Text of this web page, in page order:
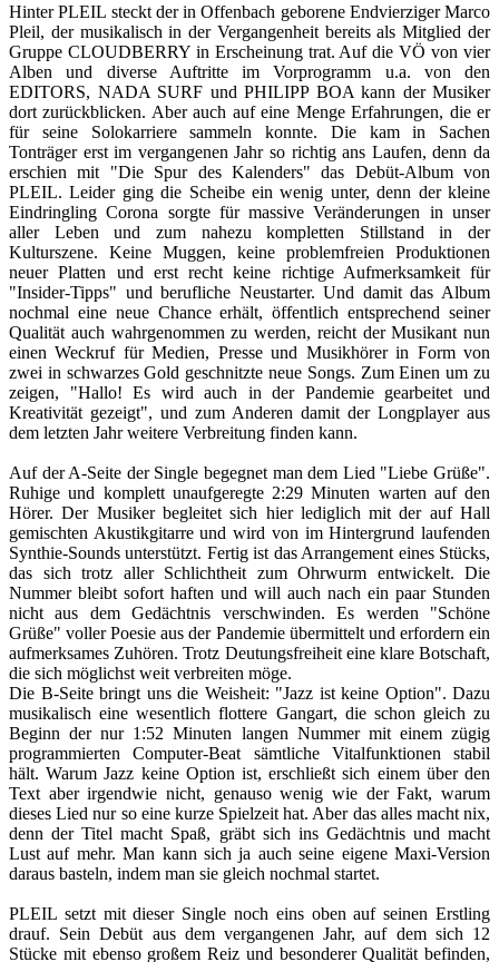
Hinter PLEIL steckt der in Offenbach geborene Endvierziger Marco
Pleil, der musikalisch in der Vergangenheit bereits als Mitglied der
Gruppe CLOUDBERRY in Erscheinung trat. Auf die VÖ von vier
Alben und diverse Auftritte im Vorprogramm u.a. von den
EDITORS, NADA SURF und PHILIPP BOA kann der Musiker
dort zurückblicken. Aber auch auf eine Menge Erfahrungen, die er
für seine Solokarriere sammeln konnte. Die kam in Sachen
Tonträger erst im vergangenen Jahr so richtig ans Laufen, denn da
erschien mit "Die Spur des Kalenders" das Debüt-Album von
PLEIL. Leider ging die Scheibe ein wenig unter, denn der kleine
Eindringling Corona sorgte für massive Veränderungen in unser
aller Leben und zum nahezu kompletten Stillstand in der
Kulturszene. Keine Muggen, keine problemfreien Produktionen
neuer Platten und erst recht keine richtige Aufmerksamkeit für
"Insider-Tipps" und berufliche Neustarter. Und damit das Album
nochmal eine neue Chance erhält, öffentlich entsprechend seiner
Qualität auch wahrgenommen zu werden, reicht der Musikant nun
einen Weckruf für Medien, Presse und Musikhörer in Form von
zwei in schwarzes Gold geschnitzte neue Songs. Zum Einen um zu
zeigen, "Hallo! Es wird auch in der Pandemie gearbeitet und
Kreativität gezeigt", und zum Anderen damit der Longplayer aus
dem letzten Jahr weitere Verbreitung finden kann.
Auf der A-Seite der Single begegnet man dem Lied "Liebe Grüße".
Ruhige und komplett unaufgeregte 2:29 Minuten warten auf den
Hörer. Der Musiker begleitet sich hier lediglich mit der auf Hall
gemischten Akustikgitarre und wird von im Hintergrund laufenden
Synthie-Sounds unterstützt. Fertig ist das Arrangement eines Stücks,
das sich trotz aller Schlichtheit zum Ohrwurm entwickelt. Die
Nummer bleibt sofort haften und will auch nach ein paar Stunden
nicht aus dem Gedächtnis verschwinden. Es werden "Schöne
Grüße" voller Poesie aus der Pandemie übermittelt und erfordern ein
aufmerksames Zuhören. Trotz Deutungsfreiheit eine klare Botschaft,
die sich möglichst weit verbreiten möge.
Die B-Seite bringt uns die Weisheit: "Jazz ist keine Option". Dazu
musikalisch eine wesentlich flottere Gangart, die schon gleich zu
Beginn der nur 1:52 Minuten langen Nummer mit einem zügig
programmierten Computer-Beat sämtliche Vitalfunktionen stabil
hält. Warum Jazz keine Option ist, erschließt sich einem über den
Text aber irgendwie nicht, genauso wenig wie der Fakt, warum
dieses Lied nur so eine kurze Spielzeit hat. Aber das alles macht nix,
denn der Titel macht Spaß, gräbt sich ins Gedächtnis und macht
Lust auf mehr. Man kann sich ja auch seine eigene Maxi-Version
daraus basteln, indem man sie gleich nochmal startet.
PLEIL setzt mit dieser Single noch eins oben auf seinen Erstling
drauf. Sein Debüt aus dem vergangenen Jahr, auf dem sich 12
Stücke mit ebenso großem Reiz und besonderer Qualität befinden,